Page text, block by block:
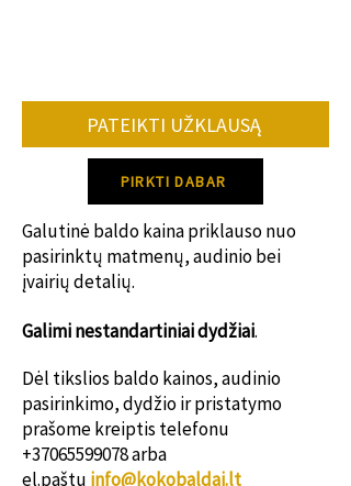
12 savaičių.
Dėl konkretaus gamybos termino
PATEIKTI UŽKLAUSĄ
PIRKTI DABAR
Galutinė baldo kaina priklauso nuo
pasirinktų matmenų, audinio bei
įvairių detalių.
Galimi nestandartiniai dydžiai.
Dėl tikslios baldo kainos, audinio
pasirinkimo, dydžio ir pristatymo
prašome kreiptis telefonu
+37065599078arba
el.paštu info@kokobaldai.lt